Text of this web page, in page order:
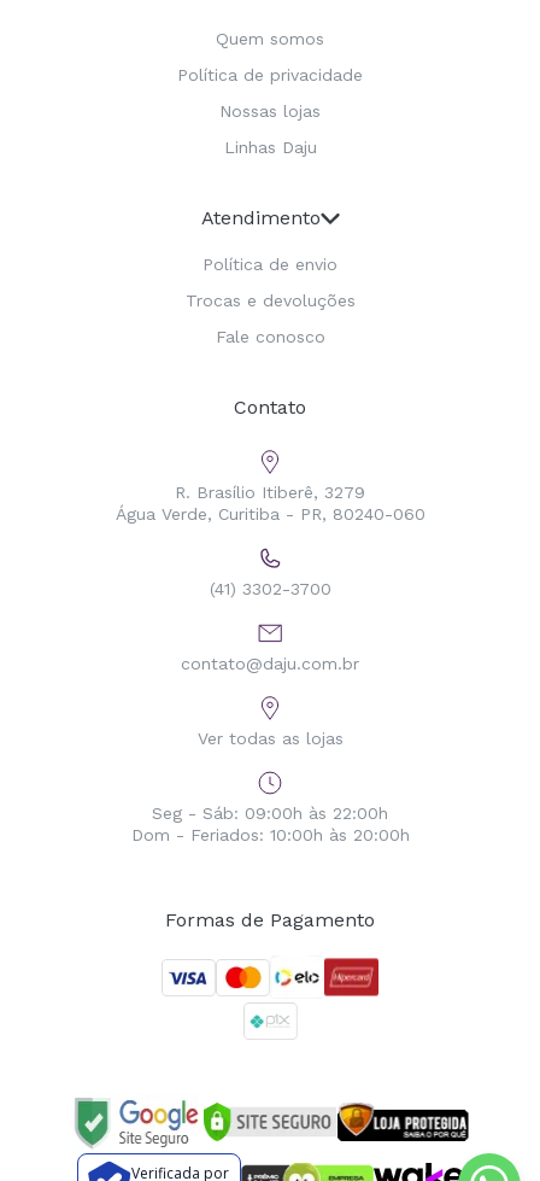
Quem somos
Política de privacidade
Nossas lojas
Linhas Daju
Atendimento
Política de envio
Trocas e devoluções
Fale conosco
Contato
R. Brasílio Itiberê, 3279
Água Verde, Curitiba - PR, 80240-060
(41) 3302-3700
contato@daju.com.br
Ver todas as lojas
Seg - Sáb: 09:00h às 22:00h
Dom - Feriados: 10:00h às 20:00h
Formas de Pagamento
Verificada por